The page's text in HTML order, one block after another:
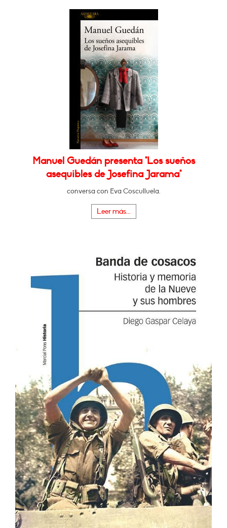
Manuel Guedán presenta "Los sueños
asequibles de Josefina Jarama"
conversa con Eva Cosculluela.
Leer más...